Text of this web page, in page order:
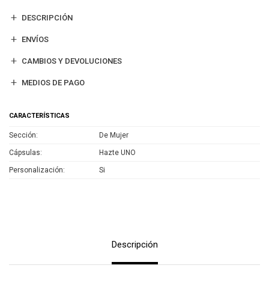
DESCRIPCIÓN
ENVÍOS
CAMBIOS Y DEVOLUCIONES
MEDIOS DE PAGO
CARACTERÍSTICAS
Sección De Mujer
Cápsulas Hazte UNO
Personalización Si
Descripción